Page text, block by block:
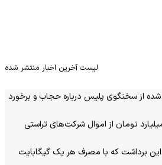
لیست آخرین اخبار منتشر شده
شده از سخنگوی پلیس درباره حجاب و برخورد
تهران: ۱۶۷۳ میلیارد تومان از اموال شرکت‌های تراستی
برداشت که با مصرف هر یک گیگابایت